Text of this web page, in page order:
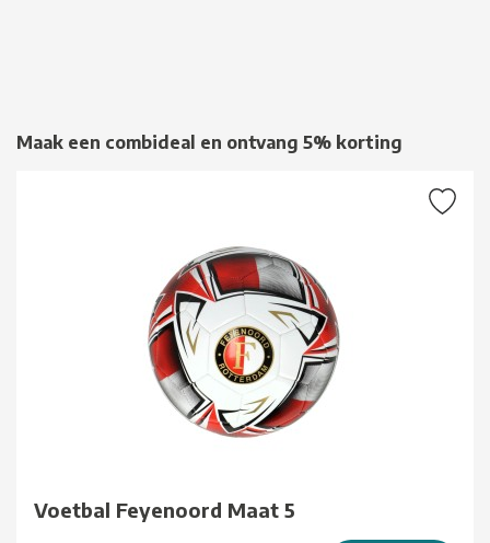
Maak een combideal en ontvang 5% korting
Voetbal Feyenoord Maat 5